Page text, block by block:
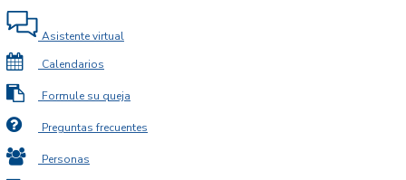
Asistente virtual
Calendarios
Formule su queja
Preguntas frecuentes
Personas